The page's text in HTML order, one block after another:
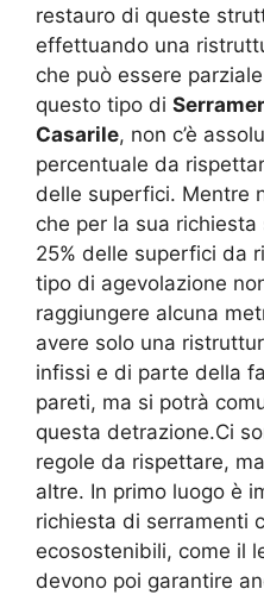
restauro di queste
effettuando una
che può essere
questo tipo di
Casarile, non c’è
percentuale da
delle superfici. Mentre
che per la sua
25% delle superfici da
tipo di agevolazione
raggiungere alcuna
avere solo una
infissi e di parte della
pareti, ma si potrà
questa detrazione.Ci
regole da rispettare,
altre. In primo luogo è
richiesta di serramenti
ecosostenibili, come il
devono poi garantire